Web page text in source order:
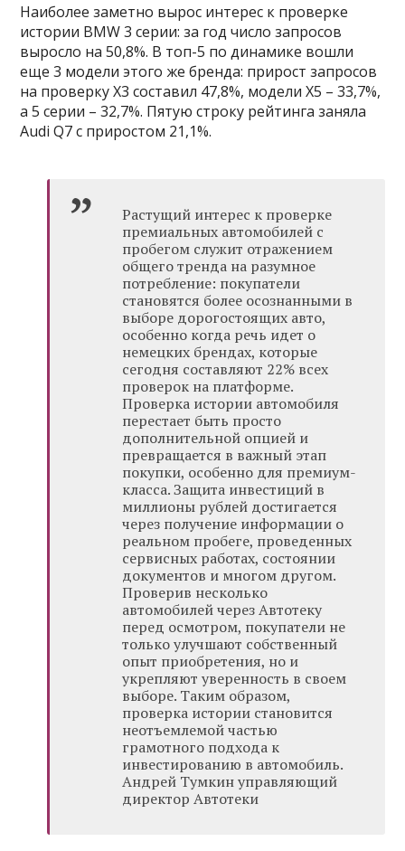
Наиболее заметно вырос интерес к проверке
истории BMW 3 серии: за год число запросов
выросло на 50,8%. В топ-5 по динамике вошли
еще 3 модели этого же бренда: прирост запросов
на проверку X3 составил 47,8%, модели X5 – 33,7%,
а 5 серии – 32,7%. Пятую строку рейтинга заняла
Audi Q7 с приростом 21,1%.
Растущий интерес к проверке
премиальных автомобилей с
пробегом служит отражением
общего тренда на разумное
потребление: покупатели
становятся более осознанными в
выборе дорогостоящих авто,
особенно когда речь идет о
немецких брендах, которые
сегодня составляют 22% всех
проверок на платформе.
Проверка истории автомобиля
перестает быть просто
дополнительной опцией и
превращается в важный этап
покупки, особенно для премиум-
класса. Защита инвестиций в
миллионы рублей достигается
через получение информации о
реальном пробеге, проведенных
сервисных работах, состоянии
документов и многом другом.
Проверив несколько
автомобилей через Автотеку
перед осмотром, покупатели не
только улучшают собственный
опыт приобретения, но и
укрепляют уверенность в своем
выборе. Таким образом,
проверка истории становится
неотъемлемой частью
грамотного подхода к
инвестированию в автомобиль.
Андрей Тумкин управляющий
директор Автотеки